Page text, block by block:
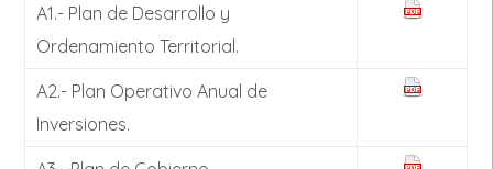
A1.- Plan de Desarrollo y
Ordenamiento Territorial.
A2.- Plan Operativo Anual de
Inversiones.